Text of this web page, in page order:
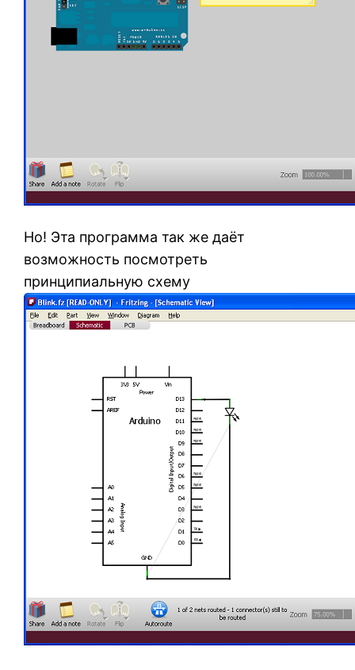
Но! Эта программа так же даёт
возможность посмотреть
принципиальную схему